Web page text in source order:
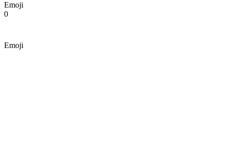
Emoji
0
Emoji